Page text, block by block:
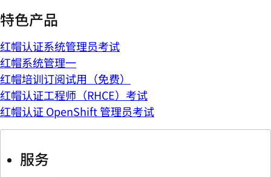
特色产品
红帽认证系统管理员考试
红帽系统管理一
红帽培训订阅试用（免费）
红帽认证工程师（RHCE）考试
红帽认证 OpenShift 管理员考试
服务